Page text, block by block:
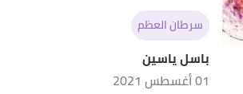
سرطان العظم
باسل ياسين
01 أغسطس 2021